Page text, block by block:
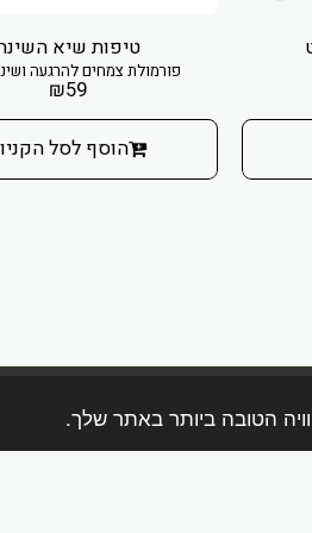
טיפות שיא
פורמולת צמחים להרגעה
₪59
הוסף לסל
בית